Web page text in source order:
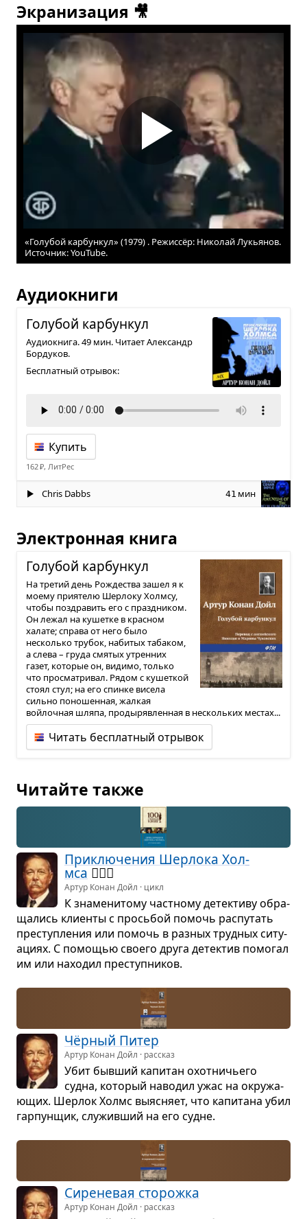
Экранизация 🎥
«Голубой карбункул» (1979) . Режиссёр: Николай Лукьянов.
Источник: YouTube.
Аудиокниги
Голу­бой кар­бун­кул
Аудиокнига. 49 мин. Читает Александр
Бордуков.
Бесплатный отрывок:
Купить
162 ₽, ЛитРес
Chris Dabbs 41 мин
Электронная книга
Голу­бой кар­бун­кул
На третий день Рождества зашел я к
моему приятелю Шерлоку Холмсу,
чтобы поздравить его с праздником.
Он лежал на кушетке в красном
халате; справа от него было
несколько трубок, набитых табаком,
а слева – груда смятых утренних
газет, которые он, видимо, только
что просматривал. Рядом с кушеткой
стоял стул; на его спинке висела
сильно поношенная, жалкая
войлочная шляпа, продырявленная в нескольких местах...
Читать бесплатный отрывок
Читайте также
При­клю­че­ния Шер­лока Хол­
мса 🕵🏻‍♂️
Артур Конан Дойл · цикл
К зна­ме­ни­тому част­ному детек­тиву обра­
ща­лись кли­енты с прось­бой помочь рас­пу­тать
пре­ступ­ле­ния или помочь в раз­ных труд­ных ситу­
а­циях. С помо­щью сво­его друга детек­тив помо­гал
им или нахо­дил пре­ступ­ни­ков.
Чёр­ный Питер
Артур Конан Дойл · рассказ
Убит быв­ший капи­тан охот­ни­чьего
судна, кото­рый наво­дил ужас на окру­жа­
ю­щих. Шер­лок Холмс выяс­няет, что капи­тана убил
гар­пун­щик, слу­жив­ший на его судне.
Сире­не­вая сто­рожка
Артур Конан Дойл · рассказ